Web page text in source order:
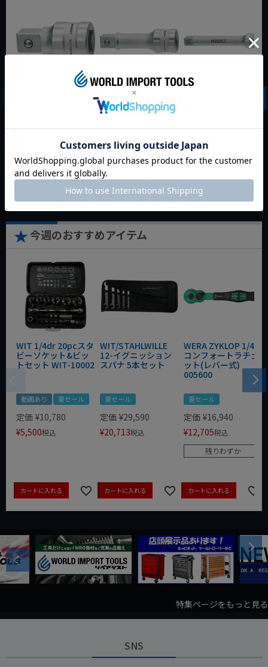
HAZET 1/2dr エクス
定価 ¥5,467
残りわずか
HAZET 1/2dr エクス
テンションバー
917/3
定価 ¥5,423
¥5,152税込
HAZET 1/2dr エクス
定価 ¥6,721
¥6,385
残りわずか
今週のおすすめアイテム
WIT 1/4dr 20pcスタ
ビーソケット&ビッ
トセット WIT-10002
動画あり 夏セール
定価 ¥10,780
¥5,500税込
カートに入れる
WIT/STAHLWILLE
12-イグニッション
スパナ 5本セット
夏セール
定価 ¥29,590
¥20,713税込
カートに入れる
WERA ZYKLOP 1/4"
コンフォートラチェ
ット(レバー式)
005600
夏セール
定価 ¥16,940
¥12,705税込
残りわずか
カートに入れる
Previous
Next
特集ページをもっと見る
SNS